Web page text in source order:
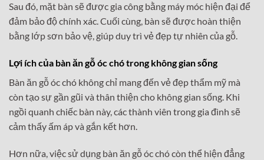
Sau đó, mặt bàn sẽ được gia công bằng máy móc hiện đại để
đảm bảo độ chính xác. Cuối cùng, bàn sẽ được hoàn thiện
bằng lớp sơn bảo vệ, giúp duy trì vẻ đẹp tự nhiên của gỗ.
Lợi ích của bàn ăn gỗ óc chó trong không gian sống
Bàn ăn gỗ óc chó không chỉ mang đến vẻ đẹp thẩm mỹ mà
còn tạo sự gần gũi và thân thiện cho không gian sống. Khi
ngồi quanh chiếc bàn này, các thành viên trong gia đình sẽ
cảm thấy ấm áp và gắn kết hơn.
Hơn nữa, việc sử dụng bàn ăn gỗ óc chó còn thể hiện đẳng